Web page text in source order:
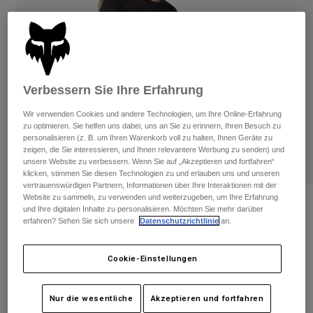
Hosen
Handschuhe
Protektoren
Brillen
Ersatzteile
Handschuhe
Jacken
Protektoren
Brillen
Socken
Taschen & Zubehör
Spare parts
Hemden
Alle anzeigen
T-Shirts & Tops
Hoodies und Pullover
Jacken
Hosen
Shirts
Guards
Brillen
Socken
Moto
Helme
Jerseys
Hosen
Handschuhe
Bewertungen
Price reduced from
€ 29,99to€ 15,00 50% OFF
Verbessern Sie Ihre Erfahrung
Wir verwenden Cookies und andere Technologien, um Ihre Online-Erfahrung
zu optimieren. Sie helfen uns dabei, uns an Sie zu erinnern, Ihren Besuch zu
personalisieren (z. B. um Ihren Warenkorb voll zu halten, Ihnen Geräte zu
zeigen, die Sie interessieren, und Ihnen relevantere Werbung zu senden) und
unsere Website zu verbessern. Wenn Sie auf „Akzeptieren und fortfahren“
klicken, stimmen Sie diesen Technologien zu und erlauben uns und unseren
vertrauenswürdigen Partnern, Informationen über Ihre Interaktionen mit der
Website zu sammeln, zu verwenden und weiterzugeben, um Ihre Erfahrung
und Ihre digitalen Inhalte zu personalisieren. Möchten Sie mehr darüber
erfahren? Sehen Sie sich unsere
Datenschutzrichtlinie an.
Cookie-Einstellungen
Nur die wesentliche Akzeptieren und fortfahren